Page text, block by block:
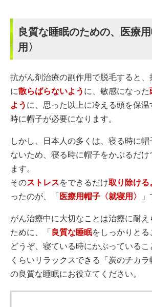
良質な睡眠のための、医療
用〉
抗がん剤治療の副作用で脱毛すると、
に散らばらないように、敏感になった
ように、思った以上に冷える頭を保
時に帽子が必要になります。
しかし、日本人の多くは、寝る時に
ないため、寝る時に帽子をかぶるだ
ます。
そのストレスをできるだけ取り除ける
ったのが、「医療用帽子〈就寝用〉
がん治療中に大切なことは治療に耐
ために、「良質な睡眠をしっかりとる
どうぞ、寝ている時にかぶっているこ
くらいリラックスできる「炭のチカ
の良質な睡眠にお役立てください。